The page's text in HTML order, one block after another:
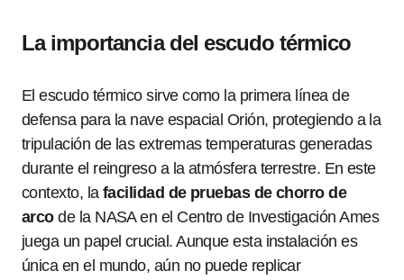
La importancia del escudo térmico
El escudo térmico sirve como la primera línea de
defensa para la nave espacial Orión, protegiendo a la
tripulación de las extremas temperaturas generadas
durante el reingreso a la atmósfera terrestre. En este
contexto, la facilidad de pruebas de chorro de
arcode la NASA en el Centro de Investigación Ames
juega un papel crucial. Aunque esta instalación es
única en el mundo, aún no puede replicar